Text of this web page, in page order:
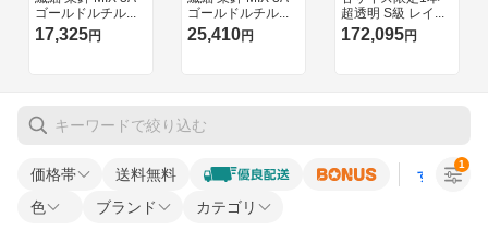
価格帯 送料無料 すべての条
色 ブランド カテゴリ
1